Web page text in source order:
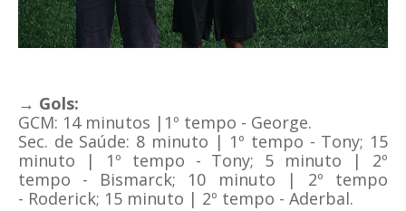
→ Gols:
GCM: 14 minutos |1º tempo - George.
Sec. de Saúde: 8 minuto | 1º tempo - Tony; 15
minuto | 1º tempo - Tony; 5 minuto | 2º
tempo - Bismarck; 10 minuto | 2º tempo
- Roderick; 15 minuto | 2º tempo - Aderbal.